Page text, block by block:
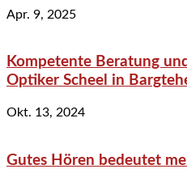
Apr. 9, 2025
Kompetente Beratung
Optiker Scheel in
Okt. 13, 2024
Gutes Hören bedeutet